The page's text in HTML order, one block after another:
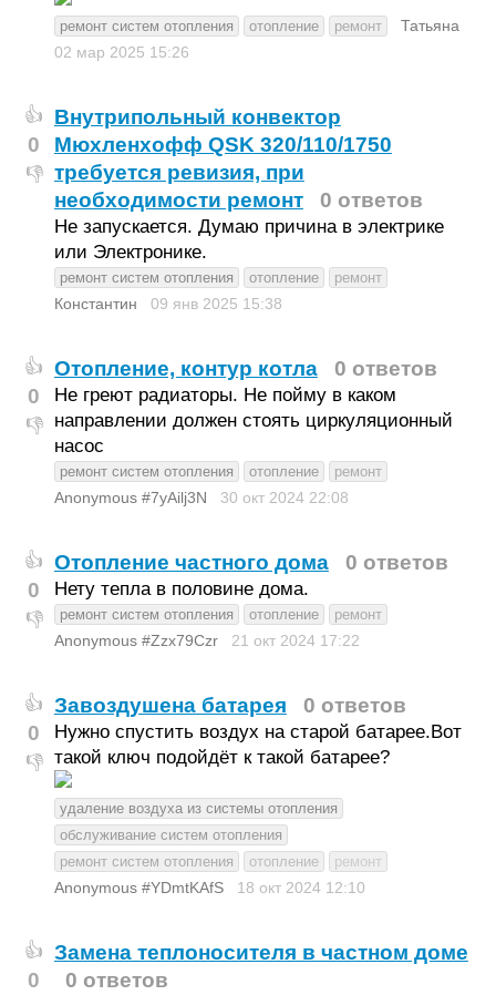
ремонт систем отопления отопление ремонт
Татьяна
02 мар 2025 15:26
👍
0
👎
Внутрипольный конвектор
Мюхленхофф QSK 320/110/1750
требуется ревизия, при
необходимости ремонт
0 ответов
Не запускается. Думаю причина в электрике
или Электронике.
ремонт систем отопления отопление ремонт
Константин 09 янв 2025 15:38
👍
0
👎
Отопление, контур котла 0 ответов
Не греют радиаторы. Не пойму в каком
направлении должен стоять циркуляционный
насос
ремонт систем отопления отопление ремонт
Anonymous #7yAilj3N 30 окт 2024 22:08
👍
0
👎
Отопление частного дома 0 ответов
Нету тепла в половине дома.
ремонт систем отопления отопление ремонт
Anonymous #Zzx79Czr 21 окт 2024 17:22
👍
0
👎
Завоздушена батарея 0 ответов
Нужно спустить воздух на старой батарее.Вот
такой ключ подойдёт к такой батарее?
удаление воздуха из системы отопления
обслуживание систем отопления
ремонт систем отопления
отопление ремонт
Anonymous #YDmtKAfS 18 окт 2024 12:10
👍
0
Замена теплоносителя в частном доме
0 ответов